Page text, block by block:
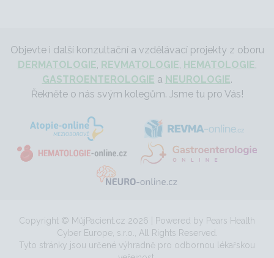
Objevte i další konzultační a vzdělávací projekty z oboru
DERMATOLOGIE REVMATOLOGIE HEMATOLOGIE
GASTROENTEROLOGIE a NEUROLOGIE.
Řekněte o nás svým kolegům. Jsme tu pro Vás!
Copyright © MůjPacient.cz 2026 | Powered by Pears Health
Cyber Europe, s.r.o., All Rights Reserved.
Tyto stránky jsou určené výhradně pro odbornou lékařskou